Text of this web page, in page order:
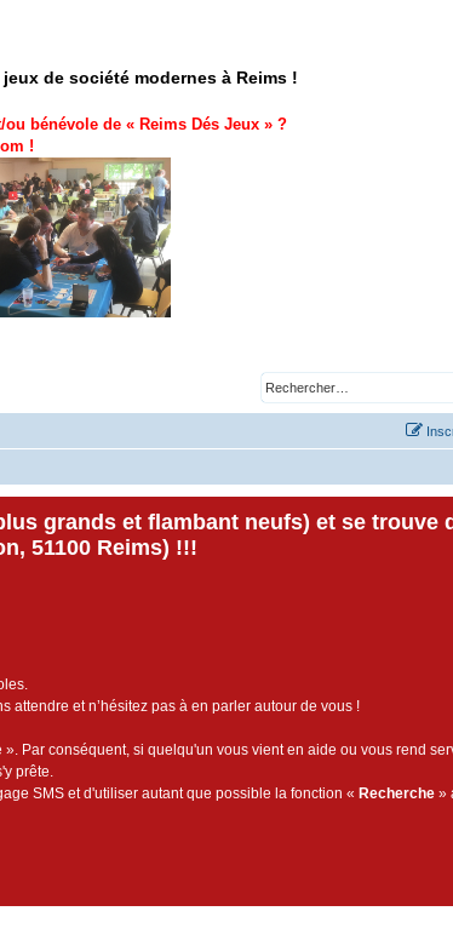
de société modernes à Reims !
bénévole de « Reims Dés Jeux » ?
!
grands et flambant neufs) et se trouve
51100 Reims) !!!
attendre et n’hésitez pas à en parler autour de vous !
Par conséquent, si quelqu'un vous vient en aide ou vous rend
prête.
SMS et d'utiliser autant que possible la fonction « Recherche »